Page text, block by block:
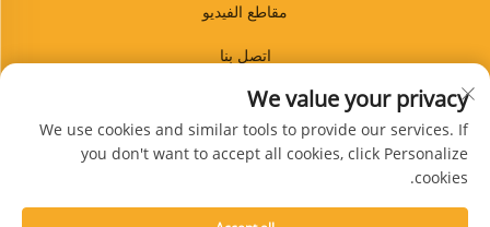
مقاطع الفيديو
اتصل بنا
المدونة
We value your privacy
We use cookies and similar tools to provide our services. If
you don't want to accept all cookies, click Personalize
cookies.